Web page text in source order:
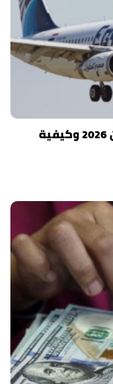
بمرتبات ضخمة.. وظائف مصر للطيران 2026 وكيفية